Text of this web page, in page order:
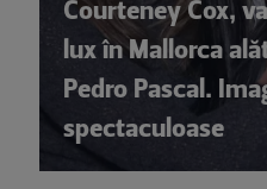
Courteney Cox,
lux în Mallorca
Pedro Pascal.
spectaculoase